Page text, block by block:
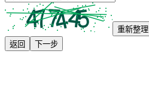
重新整理
返回
下一步